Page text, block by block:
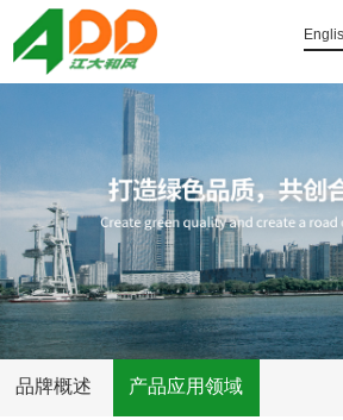
品牌概述 产品应用领域